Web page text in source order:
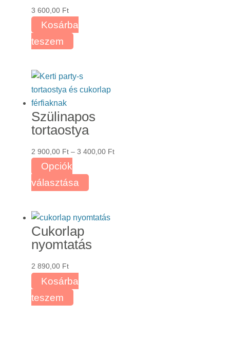
3 600,00 Ft
Kosárba
teszem
Szülinapos
tortaostya
2 900,00 Ft – 3 400,00 FtÁrtartomány:
Opciók
választása
több
van.
Cukorlap
nyomtatás
2 890,00 Ft
Kosárba
teszem